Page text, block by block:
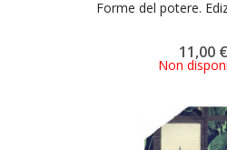
Forme del potere.
11,00 €
Non